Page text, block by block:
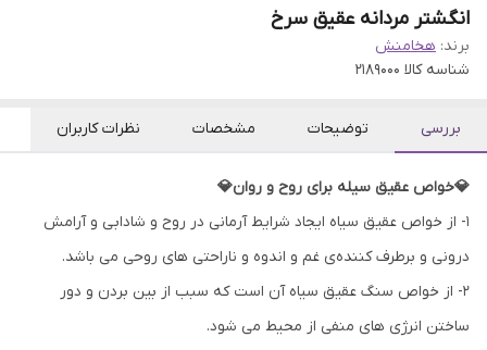
انگشتر مردانه عقیق سرخ
برند: هخامنش
شناسه کالا 2189000
بررسی توضیحات مشخصات نظرات کاربران
💎خواص عقیق سیله برای روح و روان💎
۱- از خواص عقیق سیاه ایجاد شرایط آرمانی در روح و شادابی و آرامش
درونی و برطرف کننده‌ی غم و اندوه و ناراحتی های روحی می باشد.
۲- از خواص سنگ عقیق سیاه آن است که سبب از بین بردن و دور
ساختن انرژی های منفی از محیط می شود.